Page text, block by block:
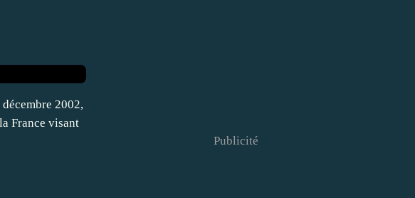
2002,
France visant
Publicité